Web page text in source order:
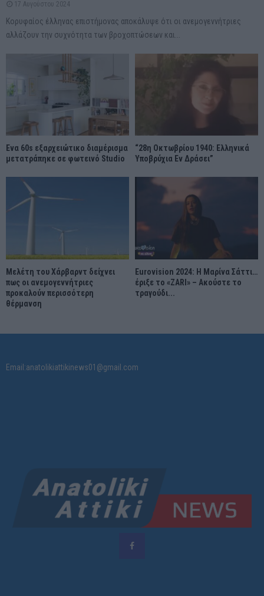
17 Αυγούστου 2024
Κορυφαίος έλληνας επιστήμονας αποκάλυψε ότι οι ανεμογεννήτριες
αλλάζουν την συχνότητα των βροχοπτώσεων και...
Ένα 60s εξαρχειώτικο διαμέρισμα
μετατράπηκε σε φωτεινό Studio
“28η Οκτωβρίου 1940: Ελληνικά
Υποβρύχια Εν Δράσει”
Μελέτη του Χάρβαρντ δείχνει
πως οι ανεμογεννήτριες
προκαλούν περισσότερη
θέρμανση
Eurovision 2024: Η Μαρίνα Σάττι…
έριξε το «ZARI» – Ακούστε το
τραγούδι...
Email:anatolikiattikinews01@gmail.com